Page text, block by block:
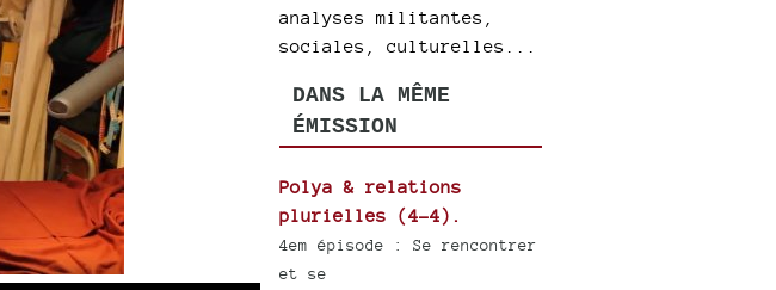
analyses militantes,
sociales, culturelles...
DANS LA MÊME
ÉMISSION
Polya & relations
plurielles (4-4).
4em épisode : Se rencontrer
et se